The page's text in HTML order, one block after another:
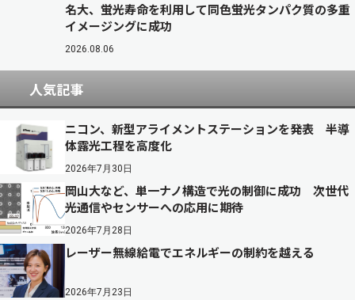
名大、蛍光寿命を利用して同色蛍光タンパク質の多重
イメージングに成功
2026.08.06
人気記事
ニコン、新型アライメントステーションを発表 半導
体露光工程を高度化
2026年7月30日
岡山大など、単一ナノ構造で光の制御に成功 次世代
光通信やセンサーへの応用に期待
2026年7月28日
レーザー無線給電でエネルギーの制約を越える
2026年7月23日